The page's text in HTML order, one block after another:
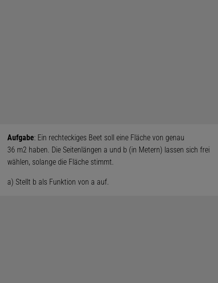
Aufgabe: Ein rechteckiges Beet soll eine Fläche von genau
36 m2 haben. Die Seitenlängen a und b (in Metern) lassen sich frei
wählen, solange die Fläche stimmt.
a) Stellt b als Funktion von a auf.